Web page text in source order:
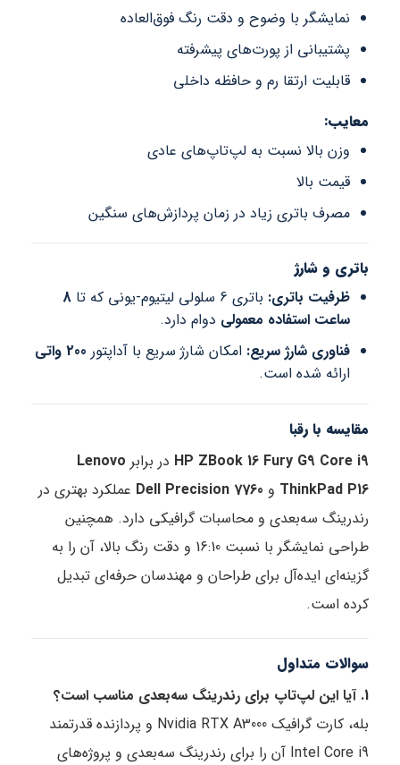
نمایشگر با وضوح و دقت رنگ فوق‌العاده
پشتیبانی از پورت‌های پیشرفته
قابلیت ارتقا رم و حافظه داخلی
معایب:
وزن بالا نسبت به لپ‌تاپ‌های عادی
قیمت بالا
مصرف باتری زیاد در زمان پردازش‌های سنگین
باتری و شارژ
ظرفیت باتری: باتری 6 سلولی لیتیوم-یونی که تا
8
ساعت استفاده معمولی دوام دارد.
فناوری شارژ سریع: امکان شارژ سریع با آداپتور 200 واتی
ارائه شده است.
مقایسه با رقبا
HP ZBook 16 Fury G9 Core i9 در برابر Lenovo
ThinkPad P16 و Dell Precision 7760 عملکرد بهتری در
رندرینگ سه‌بعدی و محاسبات گرافیکی دارد. همچنین
طراحی نمایشگر با نسبت 16:10 و دقت رنگ بالا، آن را به
گزینه‌ای ایده‌آل برای طراحان و مهندسان حرفه‌ای تبدیل
کرده است.
سوالات متداول
1. آیا این لپ‌تاپ برای رندرینگ سه‌بعدی مناسب است؟
بله، کارت گرافیک Nvidia RTX A3000 و پردازنده قدرتمند
Intel Core i9 آن را برای رندرینگ سه‌بعدی و پروژه‌های